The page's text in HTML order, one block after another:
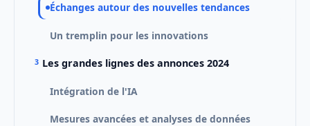
Échanges autour des nouvelles tendances
Un tremplin pour les innovations
Les grandes lignes des annonces 2024
Intégration de l'IA
Mesures avancées et analyses de données